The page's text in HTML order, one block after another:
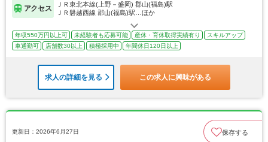
アクセス
ＪＲ東北本線(上野－盛岡) 郡山(福島)駅
ＪＲ磐越西線 郡山(福島)駅…ほか
年収550万円以上可 未経験者も応募可能 産休・育休取得実績有り
スキルアップ
車通勤可
店舗数30以上 積極採用中 年間休日120日以上
求人の詳細を見る この求人に興味がある
更新日：2026年6月27日 保存する